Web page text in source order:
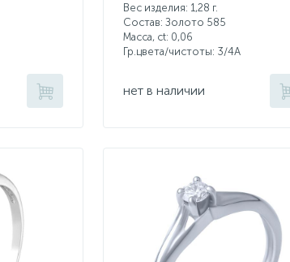
Вес изделия: 1,28 г.
Состав: Золото 585
Масса, ct: 0,06
Гр.цвета/чистоты: 3/4А
нет в наличии